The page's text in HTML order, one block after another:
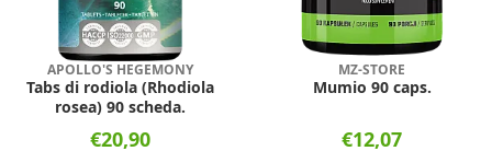
APOLLO'S HEGEMONY
Tabs di rodiola (Rhodiola
rosea) 90 scheda.
€20,90
MZ-STORE
Mumio 90 caps.
€12,07